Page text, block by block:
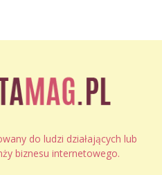
do ludzi działających lub
biznesu internetowego.